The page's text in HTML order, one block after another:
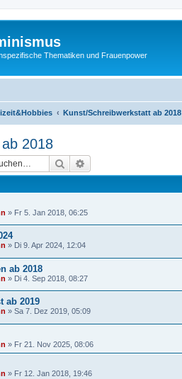
Thematiken und Frauenpower
Kunst/Schreibwerkstatt ab 2018
2018
Suche
» Fr 5. Jan 2018, 06:25
» Di 9. Apr 2024, 12:04
ab 2018
» Di 4. Sep 2018, 08:27
ab 2019
» Sa 7. Dez 2019, 05:09
» Fr 21. Nov 2025, 08:06
» Fr 12. Jan 2018, 19:46